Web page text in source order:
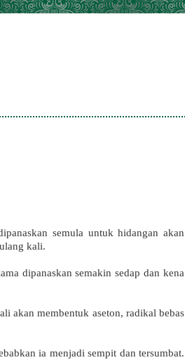
semula untuk hidangan akan
kali.
dipanaskan semakin sedap dan kena
akan membentuk aseton, radikal bebas
ia menjadi sempit dan tersumbat.